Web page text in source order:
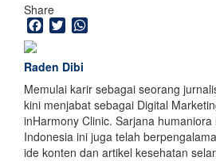
Share
Facebook
Twitter
Raden Dibi
Memulai karir sebagai seorang
kini menjabat sebagai Digital
inHarmony Clinic. Sarjana
Indonesia ini juga telah
ide konten dan artikel kesehatan